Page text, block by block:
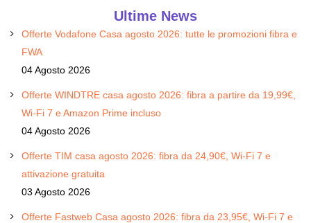
Ultime News
Offerte Vodafone Casa agosto 2026: tutte le promozioni fibra e
FWA
04 Agosto 2026
Offerte WINDTRE casa agosto 2026: fibra a partire da 19,99€,
Wi-Fi 7 e Amazon Prime incluso
04 Agosto 2026
Offerte TIM casa agosto 2026: fibra da 24,90€, Wi-Fi 7 e
attivazione gratuita
03 Agosto 2026
Offerte Fastweb Casa agosto 2026: fibra da 23,95€, Wi-Fi 7 e